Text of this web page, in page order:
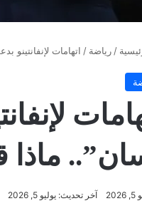
/ رياضة / اتهامات لإنفانتينو
ماذا
آخر تحديث: يوليو 5, 2026